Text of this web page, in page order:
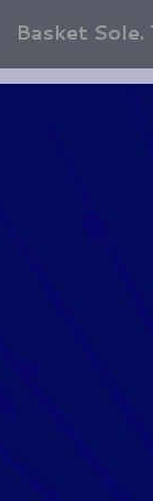
Basket